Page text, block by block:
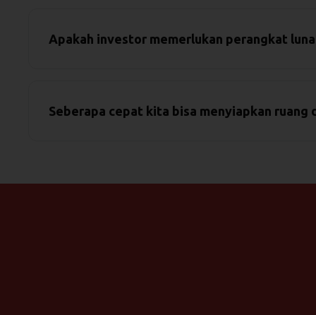
Apakah investor memerlukan perangkat
Seberapa cepat kita bisa menyiapkan ruang